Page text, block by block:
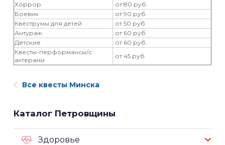
Хоррор
от 80 руб.
Боевик
от 90 руб.
Квеструмы для детей
от 50 руб.
Антураж
от 60 руб.
Детские
от 60 руб.
Квесты-перформансы/с
актерами
от 45 руб.
Все квесты Минска
Каталог Петровщины
Здоровье